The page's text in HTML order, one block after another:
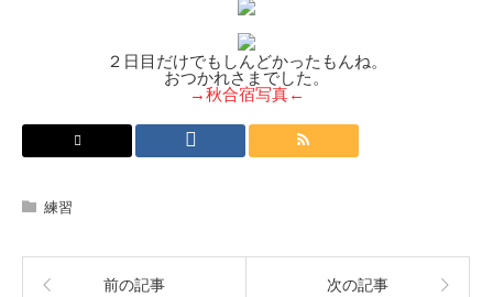
２日目だけでもしんどかったもんね。
おつかれさまでした。
→秋合宿写真←
練習
前の記事 次の記事